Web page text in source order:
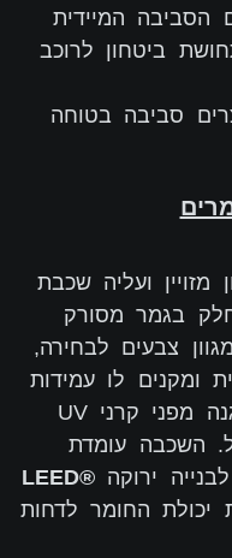
הסביבה המיידית
ביטחון לרוכב
סביבה בטוחה
ועליה שכבת
בגמר מסורק
צבעים לבחירה,
ומקנים לו עמידות
בשימוש ובמזג האוויר, הגנה מפני קרני UV
השכבה עומדת
ירוקה LEED®
החומר לדחות